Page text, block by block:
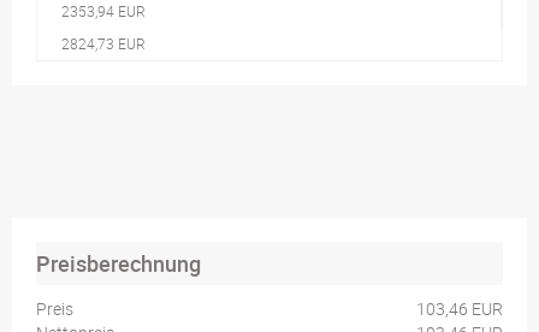
2353,94 EUR
2824,73 EUR
Preisberechnung
Preis
103,46 EUR